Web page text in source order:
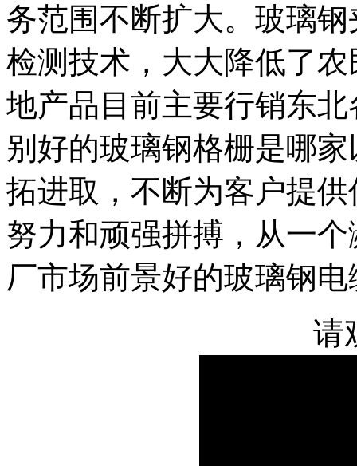
务范围不断扩大。玻璃
检测技术，大大降低了
地产品目前主要行销东
别好的玻璃钢格栅是哪
拓进取，不断为客户提
努力和顽强拼搏，从一
厂市场前景好的玻璃钢
请